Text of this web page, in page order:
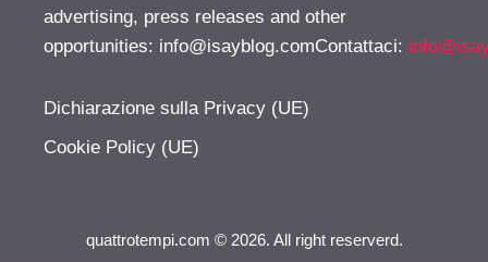
advertising, press releases and other
opportunities: info@isayblog.comContattaci:
Dichiarazione sulla Privacy (UE)
Cookie Policy (UE)
quattrotempi.com © 2026. All right reserverd.